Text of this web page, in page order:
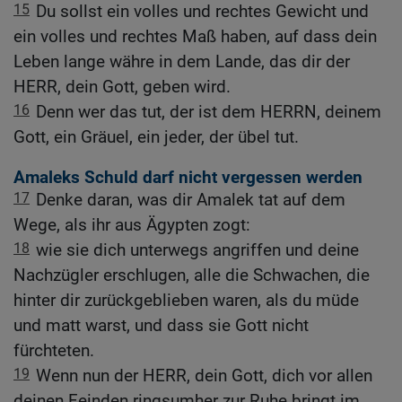
15 Du sollst ein volles und rechtes Gewicht und
ein volles und rechtes Maß haben, auf dass dein
Leben lange währe in dem Lande, das dir der
HERR, dein Gott, geben wird.
16 Denn wer das tut, der ist dem HERRN, deinem
Gott, ein Gräuel, ein jeder, der übel tut.
Amaleks Schuld darf nicht vergessen werden
17 Denke daran, was dir Amalek tat auf dem
Wege, als ihr aus Ägypten zogt:
18 wie sie dich unterwegs angriffen und deine
Nachzügler erschlugen, alle die Schwachen, die
hinter dir zurückgeblieben waren, als du müde
und matt warst, und dass sie Gott nicht
fürchteten.
19 Wenn nun der HERR, dein Gott, dich vor allen